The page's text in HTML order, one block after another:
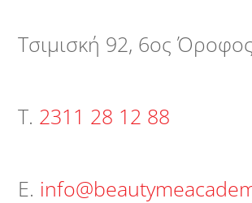
Τσιμισκή 92, 6ος Όροφος
Τ. 2311 28 12 88
Ε.